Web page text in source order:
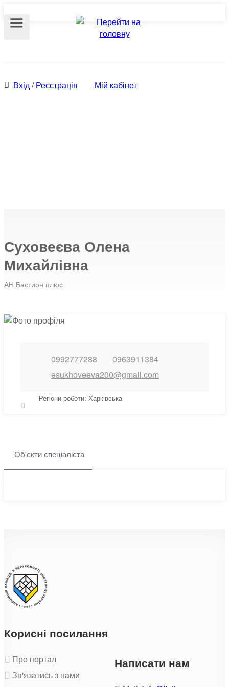
Вхід/Реєстрація Мій кабінет
Суховеєва Олена
Михайлівна
АН Бастион плюс
0992777288
0963911384
esukhoveeva200@gmail.com
Регіони роботи: Харківська
Об'єкти спеціаліста
Корисні посилання
Про портал
Зв'язатись з нами
Написати нам